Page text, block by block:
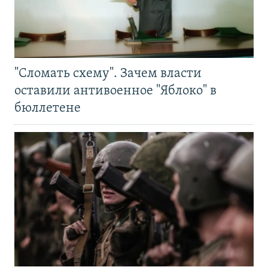
"Сломать схему". Зачем власти
оставили антивоенное "Яблоко" в
бюллетене